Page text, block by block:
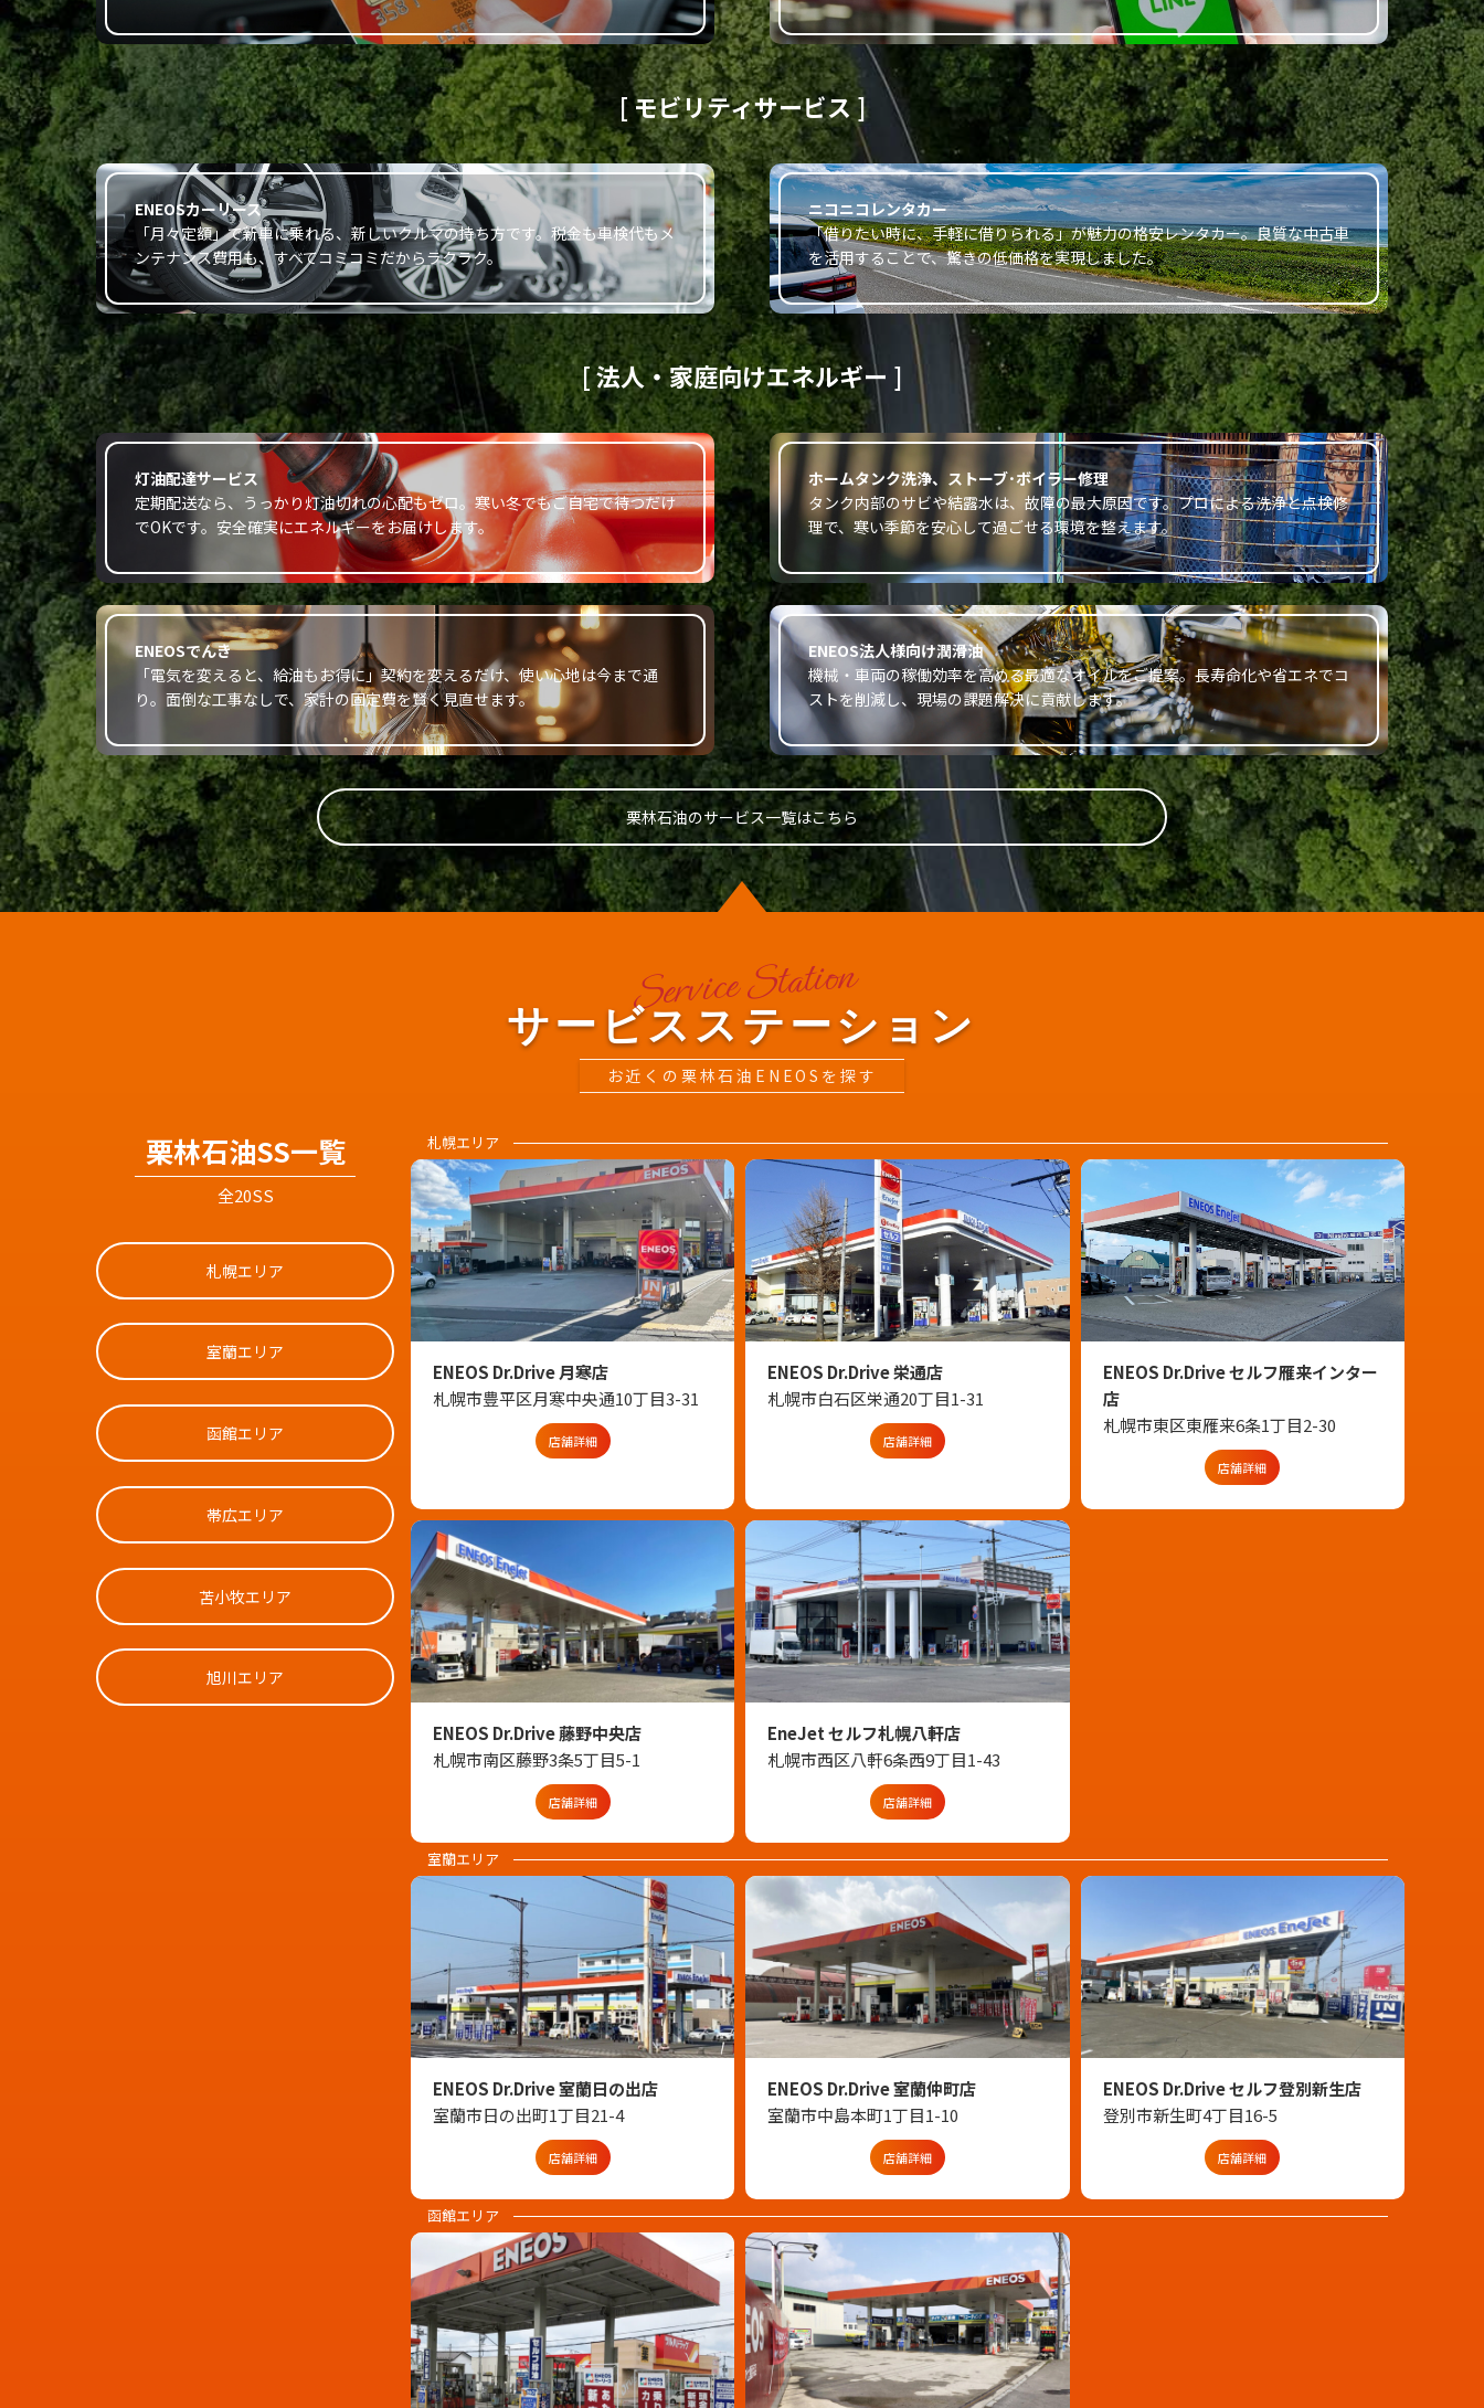
[ モビリティサービス ]
ENEOSカーリース
「月々定額」で新車に乗れる、新しいクルマの持ち方です。税金も車検代もメ
ンテナンス費用も、すべてコミコミだからラクラク。
ニコニコレンタカー
「借りたい時に、手軽に借りられる」が魅力の格安レンタカー。良質な中古車
を活用することで、驚きの低価格を実現しました。
[ 法人・家庭向けエネルギー ]
灯油配達サービス
定期配送なら、うっかり灯油切れの心配もゼロ。寒い冬でもご自宅で待つだけ
でOKです。安全確実にエネルギーをお届けします。
ホームタンク洗浄、ストーブ･ボイラー修理
タンク内部のサビや結露水は、故障の最大原因です。プロによる洗浄と点検修
理で、寒い季節を安心して過ごせる環境を整えます。
ENEOSでんき
「電気を変えると、給油もお得に」契約を変えるだけ、使い心地は今まで通
り。面倒な工事なしで、家計の固定費を賢く見直せます。
ENEOS法人様向け潤滑油
機械・車両の稼働効率を高める最適なオイルをご提案。長寿命化や省エネでコ
ストを削減し、現場の課題解決に貢献します。
栗林石油のサービス一覧はこちら
サービスステーション
お近くの栗林石油ENEOSを探す
栗林石油SS一覧
全20SS
札幌エリア
室蘭エリア
函館エリア
帯広エリア
苫小牧エリア
旭川エリア
札幌エリア
ENEOS Dr.Drive 月寒店
札幌市豊平区月寒中央通10丁目3-31
店舗詳細
ENEOS Dr.Drive 栄通店
札幌市白石区栄通20丁目1-31
店舗詳細
ENEOS Dr.Drive セルフ雁来インター
店
札幌市東区東雁来6条1丁目2-30
店舗詳細
ENEOS Dr.Drive 藤野中央店
札幌市南区藤野3条5丁目5-1
店舗詳細
EneJet セルフ札幌八軒店
札幌市西区八軒6条西9丁目1-43
店舗詳細
室蘭エリア
ENEOS Dr.Drive 室蘭日の出店
室蘭市日の出町1丁目21-4
店舗詳細
ENEOS Dr.Drive 室蘭仲町店
室蘭市中島本町1丁目1-10
店舗詳細
ENEOS Dr.Drive セルフ登別新生店
登別市新生町4丁目16-5
店舗詳細
函館エリア